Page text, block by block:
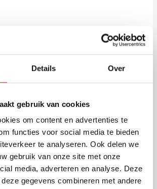
Details Over
gebruik van cookies
om content en advertenties te
functies voor social media te bieden
te analyseren. Ook delen we
gebruik van onze site met onze
media, adverteren en analyse. Deze
gegevens combineren met andere
prijs
opbergzak
Bedrukken vanaf 25 stuks
Pizzasnijder | Bamboe | RVS
snijwiel
Bedrukken vanaf 25 stuks